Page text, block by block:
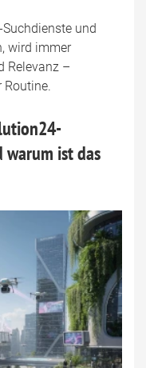
und
wird immer
Relevanz –
warum ist das